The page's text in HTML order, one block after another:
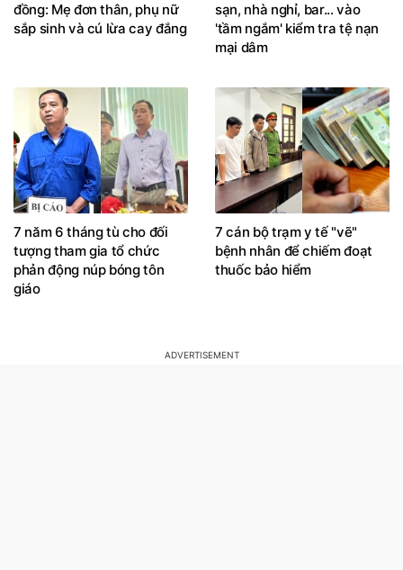
Nữ TikToker lừa hơn 15 tỷ
TPHCM: Hơn 7.000 khách
sạn, nhà nghỉ, bar... vào
mại dâm
7 năm 6 tháng tù cho đối
tượng tham gia tổ chức
7 cán bộ trạm y tế "vẽ"